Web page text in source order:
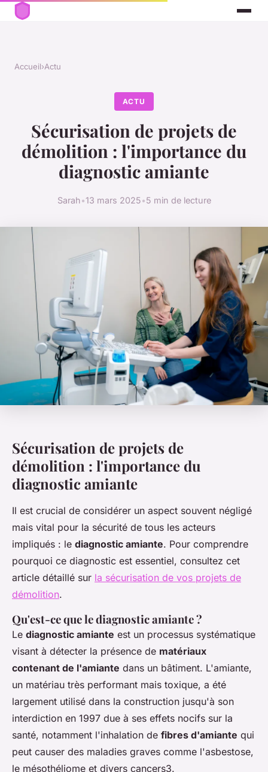
Accueil›Actu
ACTU
Sécurisation de projets de
démolition : l'importance du
diagnostic amiante
Sarah•13 mars 2025•5 min de lecture
Sécurisation de projets de
démolition : l'importance du
diagnostic amiante
Il est crucial de considérer un aspect souvent négligé
mais vital pour la sécurité de tous les acteurs
impliqués : le diagnostic amiante. Pour comprendre
pourquoi ce diagnostic est essentiel, consultez cet
article détaillé sur la sécurisation de vos projets de
démolition.
Qu'est-ce que le diagnostic amiante ?
Le diagnostic amiante est un processus systématique
visant à détecter la présence de matériaux
contenant de l'amiante dans un bâtiment. L'amiante,
un matériau très performant mais toxique, a été
largement utilisé dans la construction jusqu'à son
interdiction en 1997 due à ses effets nocifs sur la
santé, notamment l'inhalation de fibres d'amiante qui
peut causer des maladies graves comme l'asbestose,
le mésothéliome et divers cancers3.